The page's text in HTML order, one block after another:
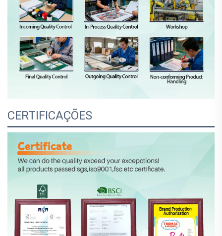
CERTIFICAÇÕES